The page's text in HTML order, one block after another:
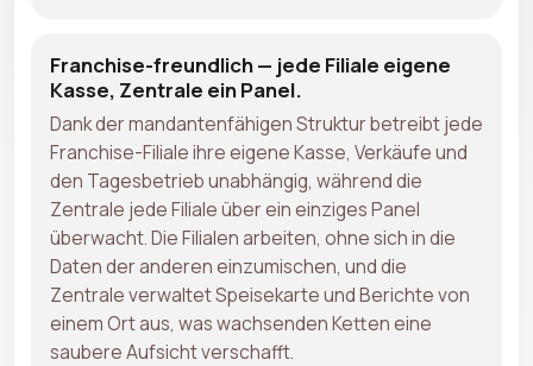
Franchise-freundlich — jede Filiale eigene
Kasse, Zentrale ein Panel.
Dank der mandantenfähigen Struktur betreibt jede
Franchise-Filiale ihre eigene Kasse, Verkäufe und
den Tagesbetrieb unabhängig, während die
Zentrale jede Filiale über ein einziges Panel
überwacht. Die Filialen arbeiten, ohne sich in die
Daten der anderen einzumischen, und die
Zentrale verwaltet Speisekarte und Berichte von
einem Ort aus, was wachsenden Ketten eine
saubere Aufsicht verschafft.